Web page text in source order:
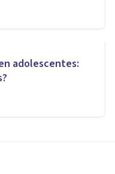
adolescentes: